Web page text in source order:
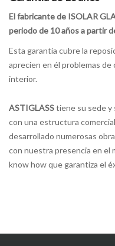
El fabricante de ISOLAR
peri­odo de 10 años a partir
Esta garantí­a cubre la
aprecien en él problemas de
interior.
ASTIGLASStiene su sede y
con una estructura
desarrollado numerosas
con nuestra presencia en el
know how que garantiza el